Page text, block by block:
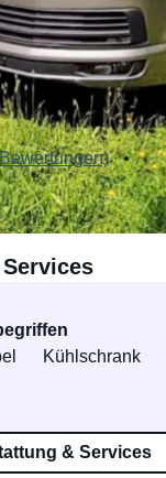
- Kat. B
Nicolas
Kühlschrank
& Services